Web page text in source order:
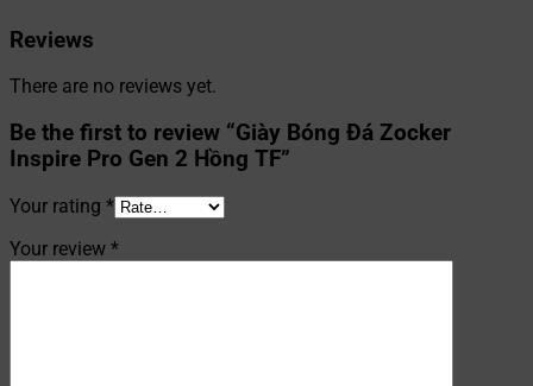
Reviews
There are no reviews yet.
Be the first to review “Giày Bóng Đá Zocker
Inspire Pro Gen 2 Hồng TF”
Your rating *
Your review *